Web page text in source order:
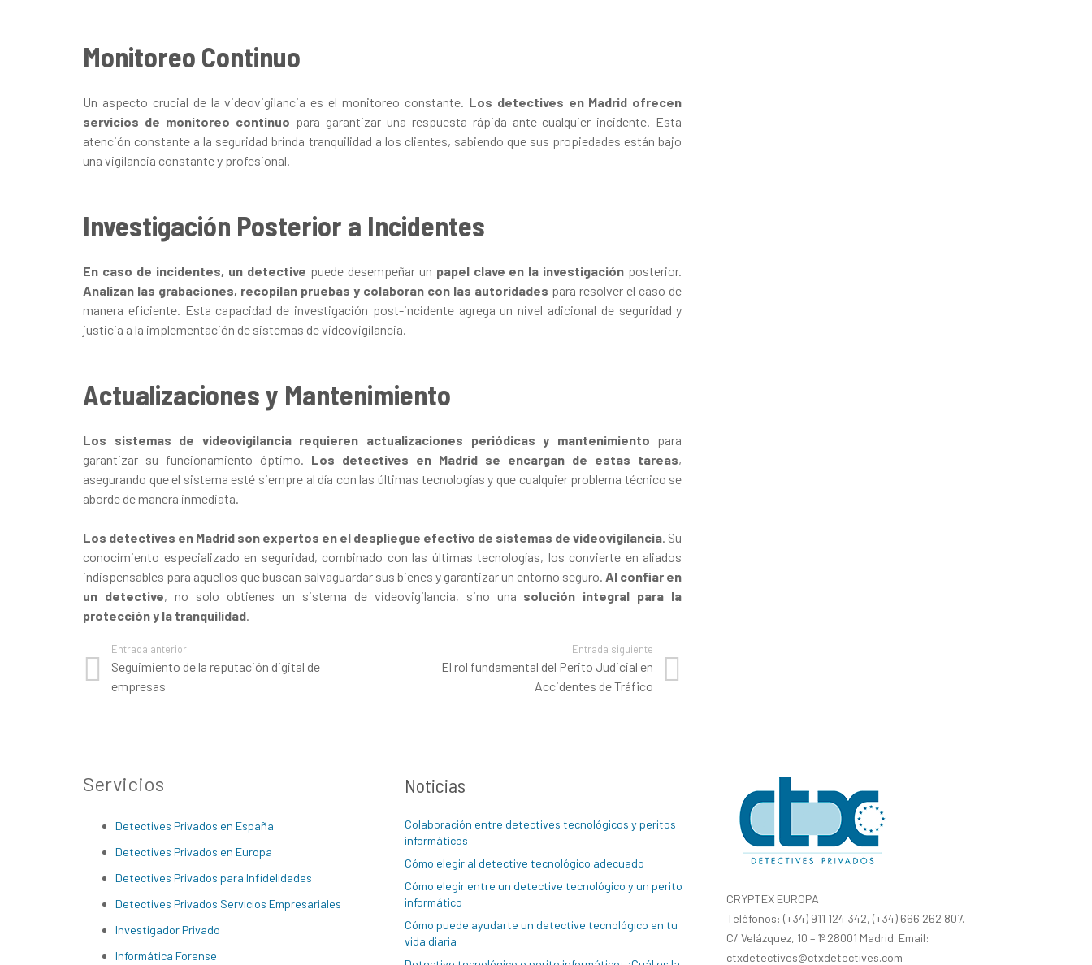
Monitoreo Continuo
Un aspecto crucial de la videovigilancia es el monitoreo constante. Los detectives en Madrid ofrecen
servicios de monitoreo continuo para garantizar una respuesta rápida ante cualquier incidente. Esta
atención constante a la seguridad brinda tranquilidad a los clientes, sabiendo que sus propiedades están bajo
una vigilancia constante y profesional.
Investigación Posterior a Incidentes
En caso de incidentes, un detective puede desempeñar un papel clave en la investigación posterior.
Analizan las grabaciones, recopilan pruebas y colaboran con las autoridades para resolver el caso de
manera eficiente. Esta capacidad de investigación post-incidente agrega un nivel adicional de seguridad y
justicia a la implementación de sistemas de videovigilancia.
Actualizaciones y Mantenimiento
Los sistemas de videovigilancia requieren actualizaciones periódicas y mantenimiento para
garantizar su funcionamiento óptimo. Los detectives en Madrid se encargan de estas tareas,
asegurando que el sistema esté siempre al día con las últimas tecnologías y que cualquier problema técnico se
aborde de manera inmediata.
Los detectives en Madrid son expertos en el despliegue efectivo de sistemas de videovigilancia . Su
conocimiento especializado en seguridad, combinado con las últimas tecnologías, los convierte en aliados
indispensables para aquellos que buscan salvaguardar sus bienes y garantizar un entorno seguro. Al confiar en
un detective, no solo obtienes un sistema de videovigilancia, sino una solución integral para la
protección y la tranquilidad
Entrada anterior
Seguimiento de la reputación digital de
empresas
Entrada siguiente
El rol fundamental del Perito Judicial en
Accidentes de Tráfico
Servicios
Detectives Privados en España
Detectives Privados en Europa
Detectives Privados para Infidelidades
Detectives Privados Servicios Empresariales
Investigador Privado
Informática Forense
Noticias
Colaboración entre detectives tecnológicos y peritos
informáticos
Cómo elegir al detective tecnológico adecuado
Cómo elegir entre un detective tecnológico y un perito
informático
Cómo puede ayudarte un detective tecnológico en tu
vida diaria
CRYPTEX EUROPA
Teléfonos: (+34) 911 124 342, (+34) 666 262 807.
C/ Velázquez, 10 – 1º 28001 Madrid. Email:
ctxdetectives@ctxdetectives.com